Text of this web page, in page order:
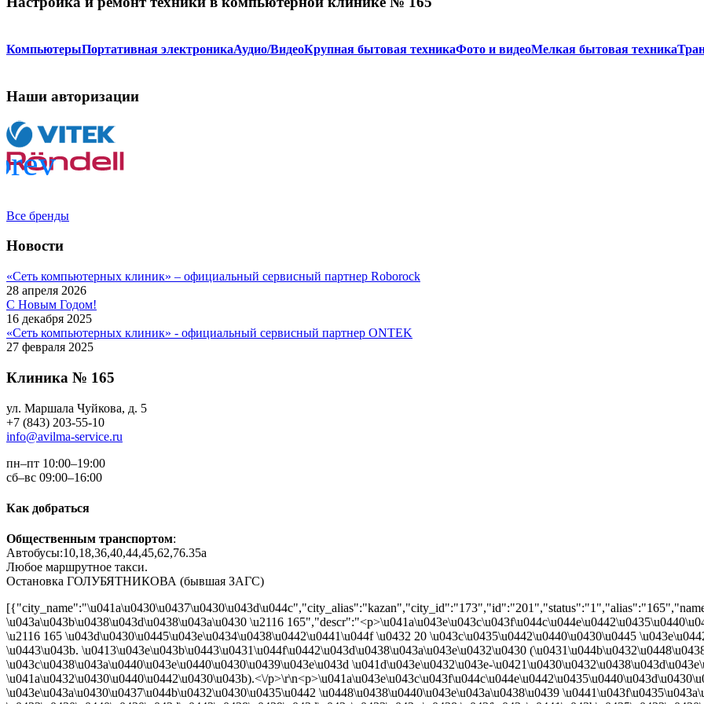
КомпьютерыПортативная электроникаАудио/ВидеоКрупная бытовая техникаФото и видеоМелкая бытовая техника
Наши авторизации
Все бренды
Новости
«Сеть компьютерных клиник» – официальный сервисный партнер Roborock
28 апреля 2026
С Новым Годом!
16 декабря 2025
«Сеть компьютерных клиник» - официальный сервисный партнер ONTEK
27 февраля 2025
Клиника № 165
ул. Маршала Чуйкова, д. 5
+7 (843) 203-55-10
info@avilma-service.ru
пн–пт 10:00–19:00
сб–вс 09:00–16:00
Как добраться
Общественным транспортом:
Автобусы:10,18,36,40,44,45,62,76.35а
Любое маршрутное такси.
Остановка ГОЛУБЯТНИКОВА (бывшая ЗАГС)
\u043a\u043b\u0438\u043d\u0438\u043a\u0430 \u2116
\u2116 165 \u043d\u0430\u0445\u043e\u0434\u0438\u0442\u0441\u044f \u0432 20 \u043c\u0435\u0442\u0440\u0430\u0445
\u0443\u043b. \u0413\u043e\u043b\u0443\u0431\u044f\u0442\u043d\u0438\u043a\u043e\u0432\u0430
\u043c\u0438\u043a\u0440\u043e\u0440\u0430\u0439\u043e\u043d \u041d\u043e\u0432\u043e-
\u041a\u0432\u0430\u0440\u0442\u0430\u043b).<\/
\u043e\u043a\u0430\u0437\u044b\u0432\u0430\u0435\u0442 \u0448\u0438\u0440\u043e\u043a\u0438\u0439